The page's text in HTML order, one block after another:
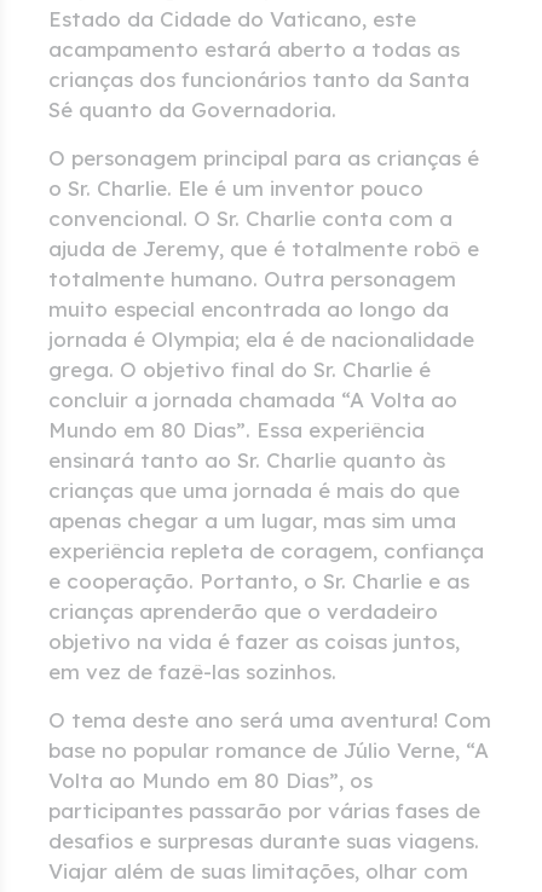
Estado da Cidade do Vaticano, este
acampamento estará aberto a todas as
crianças dos funcionários tanto da Santa
Sé quanto da Governadoria.
O personagem principal para as crianças é
o Sr. Charlie. Ele é um inventor pouco
convencional. O Sr. Charlie conta com a
ajuda de Jeremy, que é totalmente robô e
totalmente humano. Outra personagem
muito especial encontrada ao longo da
jornada é Olympia; ela é de nacionalidade
grega. O objetivo final do Sr. Charlie é
concluir a jornada chamada “A Volta ao
Mundo em 80 Dias”. Essa experiência
ensinará tanto ao Sr. Charlie quanto às
crianças que uma jornada é mais do que
apenas chegar a um lugar, mas sim uma
experiência repleta de coragem, confiança
e cooperação. Portanto, o Sr. Charlie e as
crianças aprenderão que o verdadeiro
objetivo na vida é fazer as coisas juntos,
em vez de fazê-las sozinhos.
O tema deste ano será uma aventura! Com
base no popular romance de Júlio Verne, “A
Volta ao Mundo em 80 Dias”, os
participantes passarão por várias fases de
desafios e surpresas durante suas viagens.
Viajar além de suas limitações, olhar com